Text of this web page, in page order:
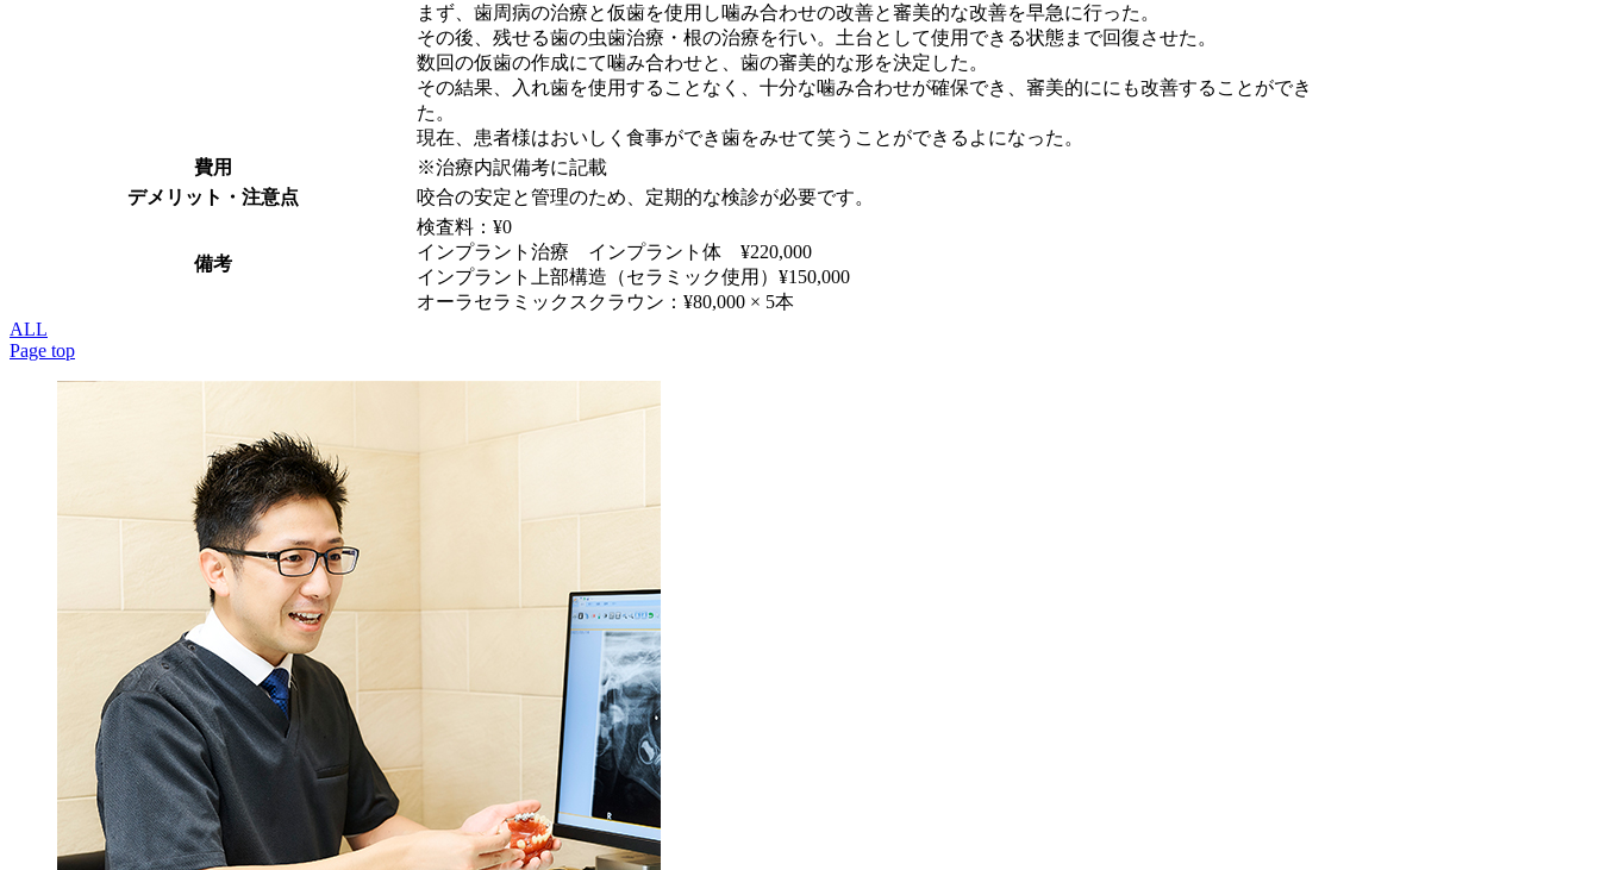
まず、歯周病の治療と仮歯を使用し噛み合わせの改善と審美的な改善を早急に行った。
その後、残せる歯の虫歯治療・根の治療を行い。土台として使用できる状態まで回復させた。
数回の仮歯の作成にて噛み合わせと、歯の審美的な形を決定した。
その結果、入れ歯を使用することなく、十分な噛み合わせが確保でき、審美的ににも改善することができ
た。
現在、患者様はおいしく食事ができ歯をみせて笑うことができるよになった。
費用
※治療内訳備考に記載
デメリット・注意点
咬合の安定と管理のため、定期的な検診が必要です。
備考
検査料：¥0
インプラント治療 インプラント体 ¥220,000
インプラント上部構造（セラミック使用）¥150,000
オーラセラミックスクラウン：¥80,000 × 5本
ALL
Page top